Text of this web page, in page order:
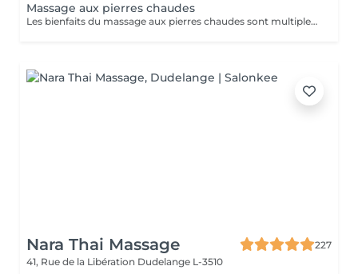
Massage aux pierres chaudes
Les bienfaits du massage aux pierres chaudes sont multiples. Il permet notamment de lâcher prise, de détoxifier l'organisme et d'améliorer la circulation sanguine. Plusieurs maladies et certaines douleurs sont également traitées grâce à cette technique de massage, dont : L'arthrite ; La fibromyalgie ; L'insomnie ; Les douleurs musculaires ; Les maladies liées au stress. Cependant, tout le monde ne peut pas profiter des vertus thérapeutiques du massage aux pierres chaudes. Certaines contre-indications existent. Les personnes souffrant de diabète, de problèmes respiratoires ou cardiaques doivent éviter ce type ce massage. C'est également le cas pour les femmes enceintes.
Nara Thai Massage
227
41, Rue de la Libération Dudelange L-3510